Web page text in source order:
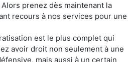
prenez dès maintenant la
recours à nos services pour une
est le plus complet qui
avoir droit non seulement à une
mais aussi à un certain